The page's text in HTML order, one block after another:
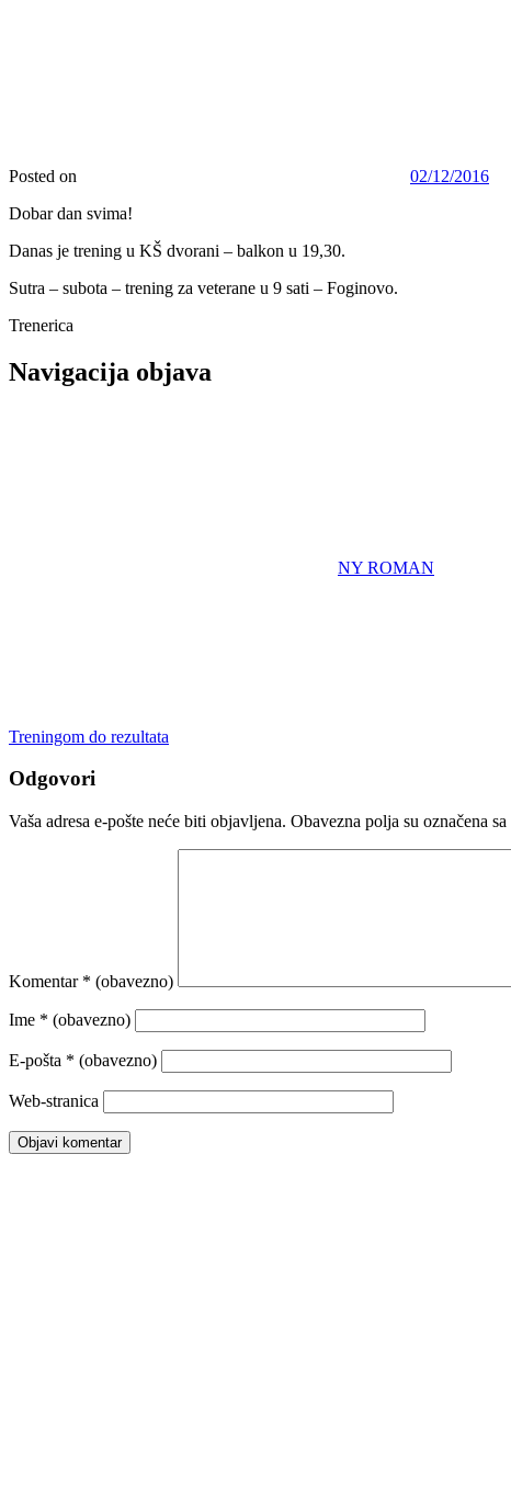
Posted on 02/12/2016
Dobar dan svima!
Danas je trening u KŠ dvorani – balkon u 19,30.
Sutra – subota – trening za veterane u 9 sati – Foginovo.
Trenerica
Navigacija objava
NY ROMAN
Treningom do rezultata
Odgovori
Vaša adresa e-pošte neće biti objavljena. Obavezna polja su označena sa
Komentar * (obavezno)
Ime * (obavezno)
E-pošta * (obavezno)
Web-stranica